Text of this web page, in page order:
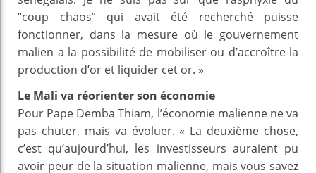
“coup chaos” qui avait été recherché puisse
fonctionner, dans la mesure où le gouvernement
malien a la possibilité de mobiliser ou d’accroître la
production d’or et liquider cet or. »
Le Mali va réorienter son économie
Pour Pape Demba Thiam, l’économie malienne ne va
pas chuter, mais va évoluer. « La deuxième chose,
c’est qu’aujourd’hui, les investisseurs auraient pu
avoir peur de la situation malienne, mais vous savez